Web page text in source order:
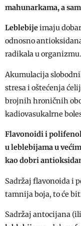
mahunarkama, a
Leblebijeimaju
odnosno
radikala u organizmu.
Akumulacija
stresa i oštećenja
brojnih hroničnih
kadiovasukalrne
Flavonoidi i
u leblebijama u
kao dobri
Sadržaj flavonoida i
tamnija boja, to će
Sadržaj antocijana